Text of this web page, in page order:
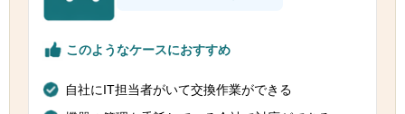
このようなケースにおすすめ
自社にIT担当者がいて交換作業ができる